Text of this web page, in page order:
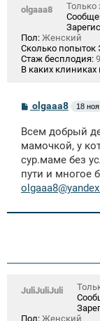
olgaaa8
Только
Пол: Женский
Сколько попыток
Стаж бесплодия: 9
В каких
С
б
щ
н
и
е
olgaaa8 18
Всем добрый
мамочкой, у
сур.маме без
пути и многое
JuliJuliJuli
Пол: Женский